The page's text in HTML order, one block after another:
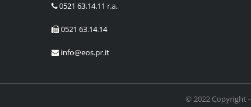
0521 63.14.11 r.a.
0521 63.14.14
info@eos.pr.it
© 2022 Copyright -